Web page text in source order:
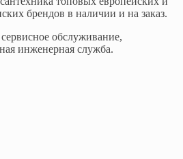
брендов в наличии и на заказ.
обслуживание,
инженерная служба.